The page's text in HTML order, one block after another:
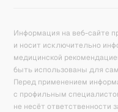
Информация на веб-сайте
и носит исключительно
медицинской
быть использованы для
Перед применением
с профильным
не несёт ответственности